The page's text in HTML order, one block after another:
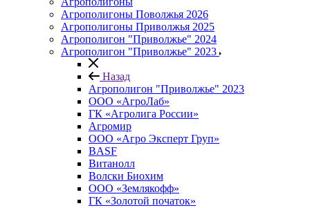
Агрополигоны Поволжья 2026
Агрополигоны Приволжья 2025
Агрополигон "Приволжье" 2024
Агрополигон "Приволжье" 2023
Назад
Агрополигон "Приволжье" 2023
ООО «АгроЛаб»
ГК «Агролига России»
Агромир
ООО «Агро Эксперт Груп»
BASF
Витанолл
Волски Биохим
ООО «Землякофф»
ГК «Золотой початок»